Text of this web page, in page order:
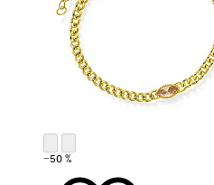
−50 %